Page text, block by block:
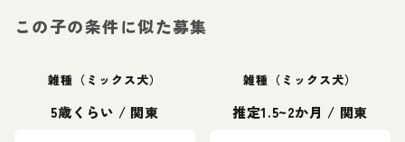
この子の条件に似た募集
雑種（ミックス犬）
5歳くらい / 関東
雑種（ミックス犬）
推定1.5~2か月 / 関東